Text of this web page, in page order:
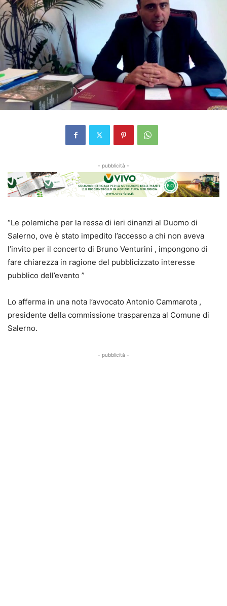
- pubblicità -
“Le polemiche per la ressa di ieri dinanzi al Duomo di
Salerno, ove è stato impedito l’accesso a chi non aveva
l’invito per il concerto di Bruno Venturini , impongono di
fare chiarezza in ragione del pubblicizzato interesse
pubblico dell’evento ”
Lo afferma in una nota l’avvocato Antonio Cammarota ,
presidente della commissione trasparenza al Comune di
Salerno.
- pubblicità -